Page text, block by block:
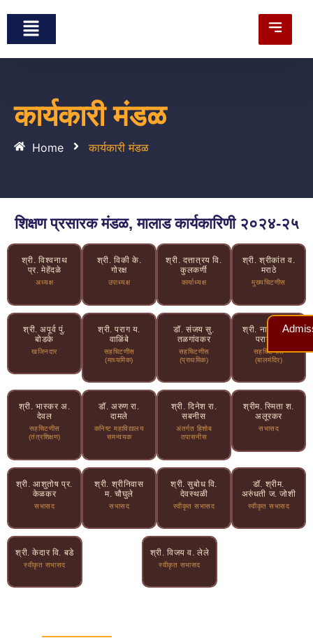
कार्यकारी मंडळ
Home कार्यकारी मंडळ
शिक्षण प्रसारक मंडळ, मालाड कार्यकारिणी २०२४-२५
श्री. विश्वनाथ
प्र. मेहेंदळे
अध्यक्ष
श्री. विकी के.
गोरक्ष
उपाध्यक्ष
श्री. दत्तात्रय वि.
कुलकर्णी
कार्याध्यक्ष
श्री. श्रीकांत व.
मराठे
मुख्यचिटणीस
श्री. अपूर्व पुं.
बोडके
खजिनदार
श्री. पराग य.
वाळिंबे
सहचिटणीस
(माध्यमिक)
डॉ. संजय सु.
तळगांवकर
सहचिटणीस
(प्राथमिक)
श्री. नारायण रा.
पराडकर
सहचिटणीस
(बालमंदिर)
श्री. भास्कर अ.
देवल
सहचिटणीस
(तंत्रशिक्षण)
डॉ. अरुण रा.
दामले
कनिष्ट महाविद्यालय
समन्वयक
श्री. दिनेश रा.
सबनीस
अंतर्गत हिशोब
तपासनीस
श्रीम. स्मिता श.
अलूरकर
सभासद
श्री. आशुतोष प्र.
केळकर
सभासद
श्री. श्रीनिवास
म. चौघुले
सभासद
श्री. सुबोध वि.
देवस्थळी
स्वीकृत सभासद
डॉ. श्रीम.
अरुंधती ज. जोशी
स्वीकृत सभासद
श्री. केदार वि. बडे
स्वीकृत सभासद
श्री. विजय व. लेले
स्वीकृत सभासद